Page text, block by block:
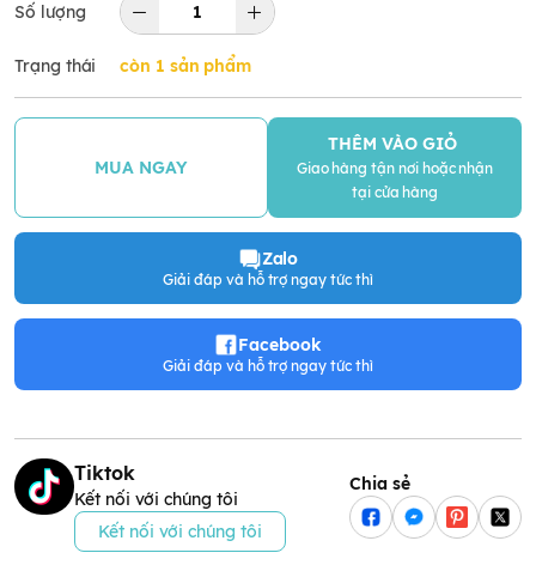
Số lượng
Trạng thái còn 1 sản phẩm
MUA NGAY
THÊM VÀO GIỎ
Giao hàng tận nơi hoặc nhận
tại cửa hàng
Zalo
Giải đáp và hỗ trợ ngay tức thì
Facebook
Giải đáp và hỗ trợ ngay tức thì
Tiktok
Kết nối với chúng tôi
Kết nối với chúng tôi
Chia sẻ